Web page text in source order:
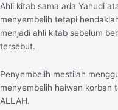
Ahli kitab sama ada Yahudi
menyembelih tetapi
menjadi ahli kitab sebelum
tersebut.
Penyembelih mestilah
menyembelih haiwan korban
ALLAH.